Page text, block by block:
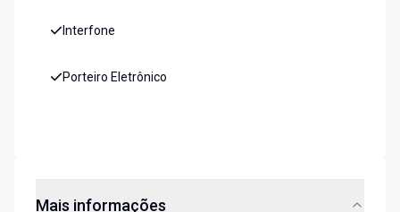
Interfone
Porteiro Eletrônico
Mais informações